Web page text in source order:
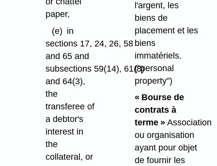
paper,
(e) in
sections 17, 24, 26, 58
and 65 and
subsections 59(14), 61(8)
and 64(3),
the
transferee of
a debtor's
interest in
the
collateral, or
l'argent, les
biens de
placement et les
biens
immatériels.
("personal
property")
« Bourse de
contrats à
terme »Association
ou organisation
ayant pour objet
de fournir les